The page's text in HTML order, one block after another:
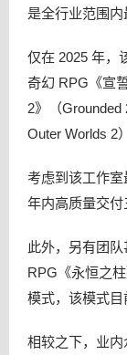
是全行业范围内
仅在 2025 年，
奇幻 RPG《宣
2》（
Outer Worlds 2
考虑到该工作
年内高质量交付
此外，另有团
RPG《永恒之
模式，该模式目
相较之下，业